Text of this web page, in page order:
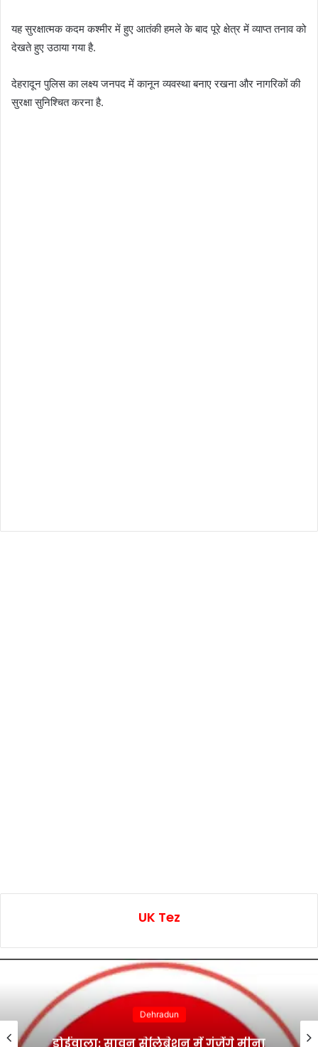
यह सुरक्षात्मक कदम कश्मीर में हुए आतंकी हमले के बाद पूरे क्षेत्र में व्याप्त तनाव को
देखते हुए उठाया गया है.
देहरादून पुलिस का लक्ष्य जनपद में कानून व्यवस्था बनाए रखना और नागरिकों की
सुरक्षा सुनिश्चित करना है.
UK Tez
Dehradun